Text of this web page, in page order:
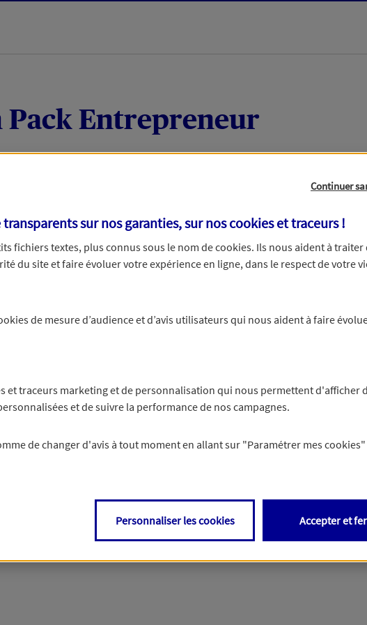
Pack Entrepreneur
Votre
avec votre numéro de SIRET
vous faire gagner du temps dans votre demande de devis.
informations vous concernant. Pour plus d'informations,cliquez
Continuer
sur nos garanties, sur noscookies et traceurs!
fichiers textes, plus connus sous le nom decookies. Ils nous aident à traiter
du site et faire évoluer votre expérience en ligne, dans le respect de votre
de mesure d’audience et d’avis utilisateurs qui nous aident à faire
et traceurs marketing et de personnalisation qui nous permettent d'afficher
et de suivre la performance de nos campagnes.
de changer d'avis à tout moment en allant sur "Paramétrer mescookies"
Personnaliser les cookies Accepter et